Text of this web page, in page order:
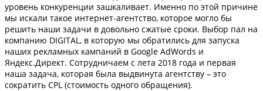
уровень конкуренции зашкаливает. Именно по этой причине
мы искали такое интернет-агентство, которое могло бы
решить наши задачи в довольно сжатые сроки. Выбор пал на
компанию DIGITAL, в которую мы обратились для запуска
наших рекламных кампаний в Google AdWords и
Яндекс.Директ. Сотрудничаем с лета 2018 года и первая
наша задача, которая была выдвинута агентству – это
сократить CPL (стоимость одного обращения).